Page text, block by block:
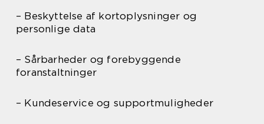
– Beskyttelse af kortoplysninger og
personlige data
– Sårbarheder og forebyggende
foranstaltninger
– Kundeservice og supportmuligheder